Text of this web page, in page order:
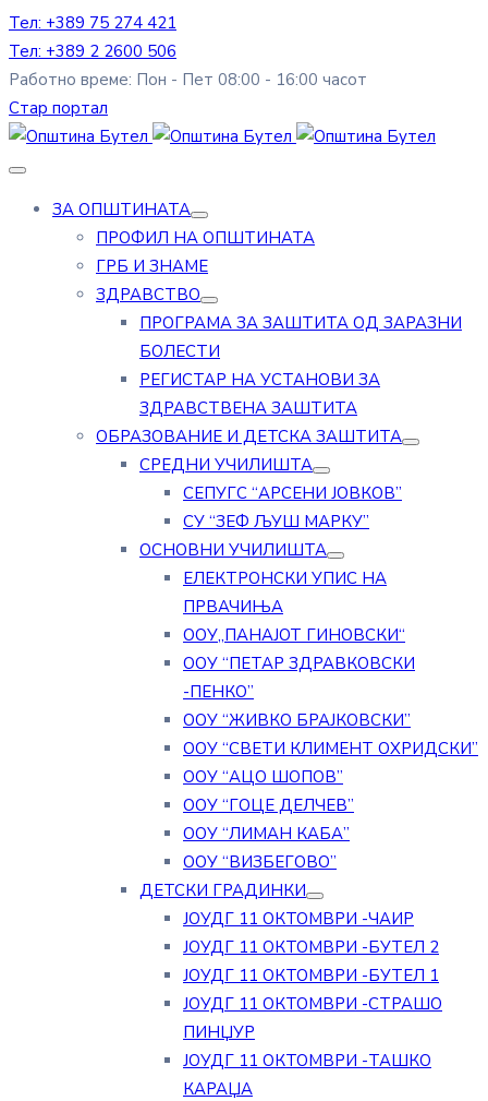
Тел: +389 75 274 421
Тел: +389 2 2600 506
Работно време: Пон - Пет 08:00 - 16:00 часот
Стар портал
ЗА ОПШТИНАТА
ПРОФИЛ НА ОПШТИНАТА
ГРБ И ЗНАМЕ
ЗДРАВСТВО
ПРОГРАМА ЗА ЗАШТИТА ОД ЗАРАЗНИ
БОЛЕСТИ
РЕГИСТАР НА УСТАНОВИ ЗА
ЗДРАВСТВЕНА ЗАШТИТА
ОБРАЗОВАНИЕ И ДЕТСКА ЗАШТИТА
СРЕДНИ УЧИЛИШТА
СЕПУГС “АРСЕНИ ЈОВКОВ”
СУ “ЗЕФ ЉУШ МАРКУ”
ОСНОВНИ УЧИЛИШТА
ЕЛЕКТРОНСКИ УПИС НА
ПРВАЧИЊА
ООУ„ПАНАЈОТ ГИНОВСКИ“
ООУ “ПЕТАР ЗДРАВКОВСКИ
-ПЕНКО”
ООУ “ЖИВКО БРАЈКОВСКИ”
ООУ “СВЕТИ КЛИМЕНТ ОХРИДСКИ”
ООУ “АЦО ШОПОВ”
ООУ “ГОЦЕ ДЕЛЧЕВ”
ООУ “ЛИМАН КАБА”
ООУ “ВИЗБЕГОВО”
ДЕТСКИ ГРАДИНКИ
ЈОУДГ 11 ОКТОМВРИ -ЧАИР
ЈОУДГ 11 ОКТОМВРИ -БУТЕЛ 2
ЈОУДГ 11 ОКТОМВРИ -БУТЕЛ 1
ЈОУДГ 11 ОКТОМВРИ -СТРАШО
ПИНЏУР
ЈОУДГ 11 ОКТОМВРИ -ТАШКО
КАРАЏА